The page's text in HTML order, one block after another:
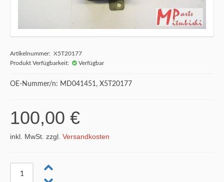
Artikelnummer: X5T20177
Produkt Verfügbarkeit:
Verfügbar
OE-Nummer/n: MD041451, X5T20177
100,00 €
inkl. MwSt. zzgl. Versandkosten